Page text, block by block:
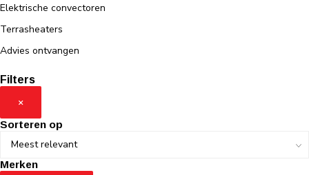
Elektrische convectoren
Terrasheaters
Advies ontvangen
Filters
×
Sorteren op
Merken